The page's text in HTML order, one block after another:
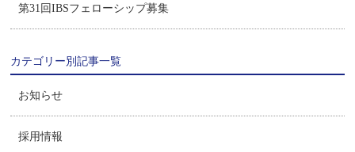
第31回IBSフェローシップ募集
カテゴリー別記事一覧
お知らせ
採用情報